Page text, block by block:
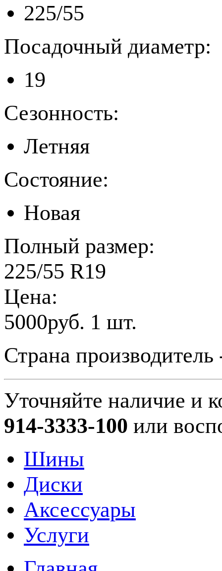
225/55
Посадочный диаметр:
19
Сезонность:
Летняя
Состояние:
Новая
Полный размер:
225/55 R19
Цена:
5000руб. 1 шт.
Страна
Уточняйте наличие и
914-3333-100 или
Шины
Диски
Аксессуары
Услуги